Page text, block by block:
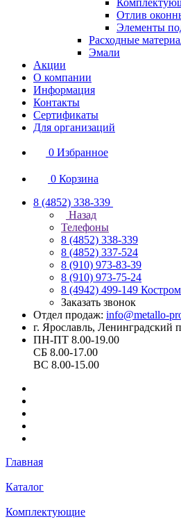
Отлив
Элементы
Расходные
Эмали
Акции
О компании
Информация
Контакты
Сертификаты
Для организаций
0 Избранное
0 Корзина
8 (4852) 338-339
Назад
Телефоны
8 (4852) 338-339
8 (4852) 337-524
8 (910) 973-83-39
8 (910) 973-75-24
8 (4942) 499-149
Заказать звонок
Отдел продаж: info@metallo-
г. Ярославль, Ленинградский
ПН-ПТ 8.00-19.00
СБ 8.00-17.00
ВС 8.00-15.00
Главная
Каталог
Комплектующие